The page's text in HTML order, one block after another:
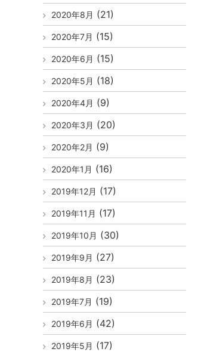
2020年8月 (21)
2020年7月 (15)
2020年6月 (15)
2020年5月 (18)
2020年4月 (9)
2020年3月 (20)
2020年2月 (9)
2020年1月 (16)
2019年12月 (17)
2019年11月 (17)
2019年10月 (30)
2019年9月 (27)
2019年8月 (23)
2019年7月 (19)
2019年6月 (42)
2019年5月 (17)